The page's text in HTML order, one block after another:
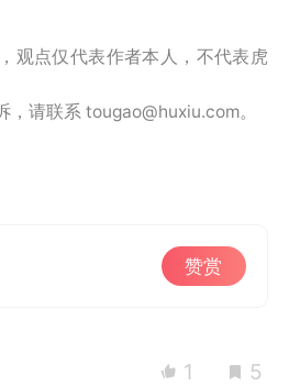
观点仅代表作者本人，不代表虎
请联系 tougao@huxiu.com。
赞赏
1 5